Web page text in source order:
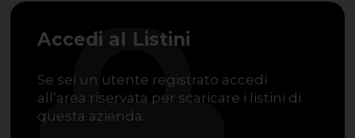
Accedi aI Listini
Se sei un utente registrato accedi
all’area riservata per scaricare i listini di
questa azienda.